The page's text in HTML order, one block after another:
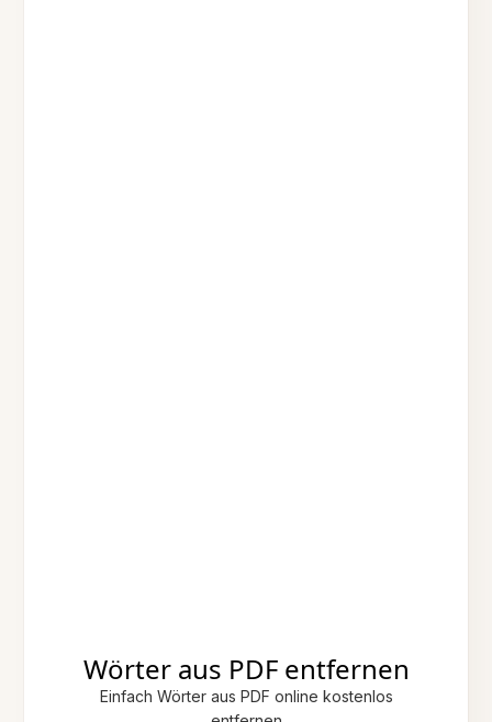
Wörter aus PDF entfernen
Einfach Wörter aus PDF online kostenlos